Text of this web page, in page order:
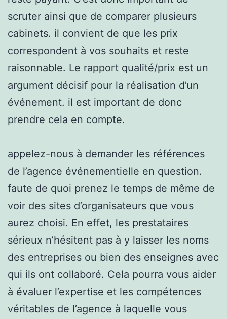
scruter ainsi que de comparer plusieurs
cabinets. il convient de que les prix
correspondent à vos souhaits et reste
raisonnable. Le rapport qualité/prix est un
argument décisif pour la réalisation d’un
événement. il est important de donc
prendre cela en compte.
appelez-nous à demander les références
de l’agence événementielle en question.
faute de quoi prenez le temps de même de
voir des sites d’organisateurs que vous
aurez choisi. En effet, les prestataires
sérieux n’hésitent pas à y laisser les noms
des entreprises ou bien des enseignes avec
qui ils ont collaboré. Cela pourra vous aider
à évaluer l’expertise et les compétences
véritables de l’agence à laquelle vous